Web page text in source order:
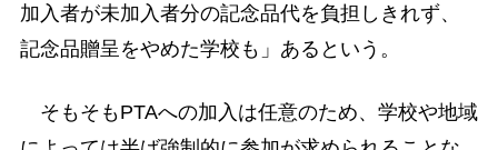
加入者が未加入者分の記念品代を負担しきれず、
記念品贈呈をやめた学校も」あるという。
そもそもPTAへの加入は任意のため、学校や地域